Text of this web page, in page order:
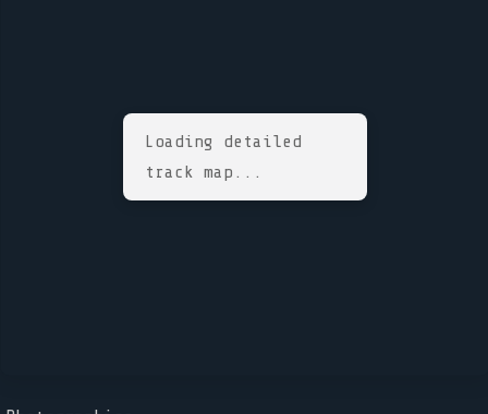
Loading detailed
track map...